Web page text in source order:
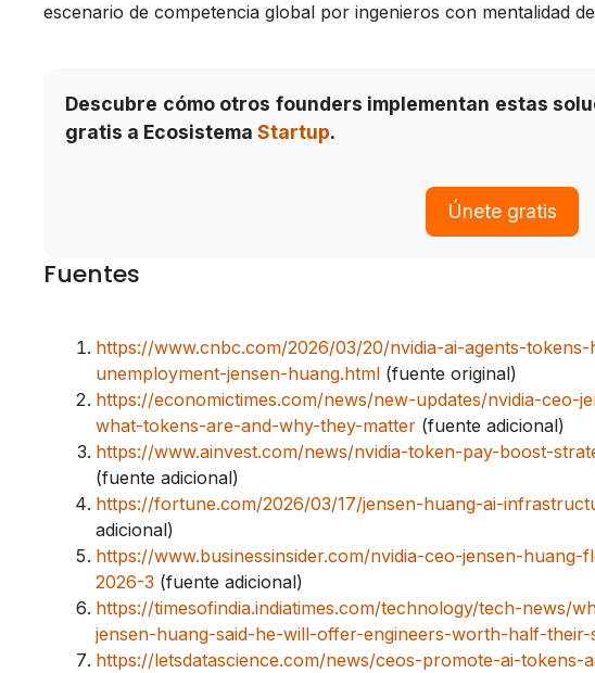
escenario de competencia global por ingenieros con mentalidad
Descubre cómo otros founders implementan estas
gratis a Ecosistema Startup.
Únete gratis
Fuentes
https://www.cnbc.com/2026/03/20/nvidia-ai-agents-
unemployment-jensen-huang.html (fuente original)
https://economictimes.com/news/new-updates/nvidia-ceo-
what-tokens-are-and-why-they-matter (fuente adicional)
https://www.ainvest.com/news/nvidia-token-pay-boost-
(fuente adicional)
https://fortune.com/2026/03/17/jensen-huang-ai-
adicional)
https://www.businessinsider.com/nvidia-ceo-jensen-
2026-3 (fuente adicional)
https://timesofindia.indiatimes.com/technology/tech-news/
jensen-huang-said-he-will-offer-engineers-worth-half-their-
https://letsdatascience.com/news/ceos-promote-ai-tokens-